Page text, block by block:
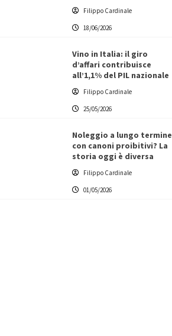
Filippo Cardinale
18/06/2026
Vino in Italia: il giro
d’affari contribuisce
all’1,1% del PIL nazionale
Filippo Cardinale
25/05/2026
Noleggio a lungo termine
con canoni proibitivi? La
storia oggi è diversa
Filippo Cardinale
01/05/2026